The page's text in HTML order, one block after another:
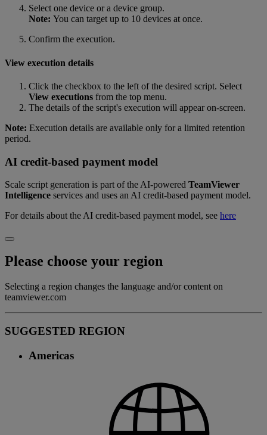
Select one device or a device group.
Note: You can target up to 10 devices at once.
Confirm the execution.
View execution details
Click the checkbox to the left of the desired script. Select
View executions from the top menu.
The details of the script's execution will appear on-screen.
Note: Execution details are available only for a limited retention
period.
AI credit-based payment model
Scale script generation is part of the AI‑powered TeamViewer
Intelligence services and uses an AI credit‑based payment model.
For details about the AI credit‑based payment model, see here
Please choose your region
Selecting a region changes the language and/or content on
teamviewer.com
SUGGESTED REGION
Americas